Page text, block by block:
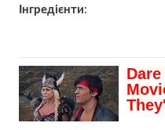
Інгредієнти: